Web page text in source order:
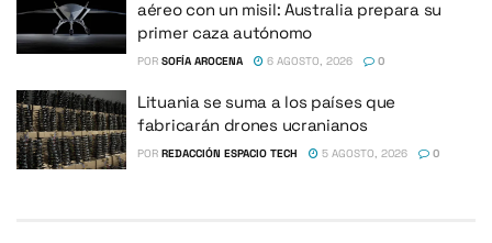
aéreo con un misil: Australia prepara su
primer caza autónomo
POR SOFÍA AROCENA 6 AGOSTO, 2026 0
Lituania se suma a los países que
fabricarán drones ucranianos
POR REDACCIÓN ESPACIO TECH 5 AGOSTO, 2026 0